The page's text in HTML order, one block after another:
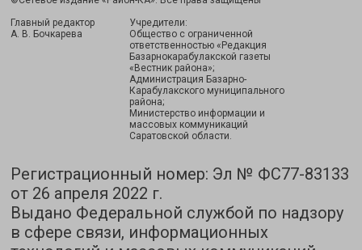
Главный редактор
А. В. Бочкарева
Учредители:
Общество с ограниченной
ответственностью «Редакция
Базарнокарабулакской газеты
«Вестник района»;
Администрация Базарно-
Карабулакского муниципального
района;
Министерство информации и
массовых коммуникаций
Саратовской области.
Регистрационный номер: Эл № ФС77-83133
от 26 апреля 2022 г.
Выдано Федеральной службой по надзору
в сфере связи, информационных